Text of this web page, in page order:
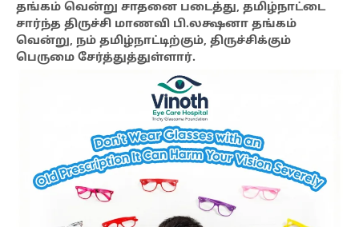
தங்கம் வென்று சாதனை படைத்து, தமிழ்நாட்டை
சார்ந்த திருச்சி மாணவி பி.லக்ஷனா தங்கம்
வென்று, நம் தமிழ்நாட்டிற்கும், திருச்சிக்கும்
பெருமை சேர்த்துத்துள்ளார்.